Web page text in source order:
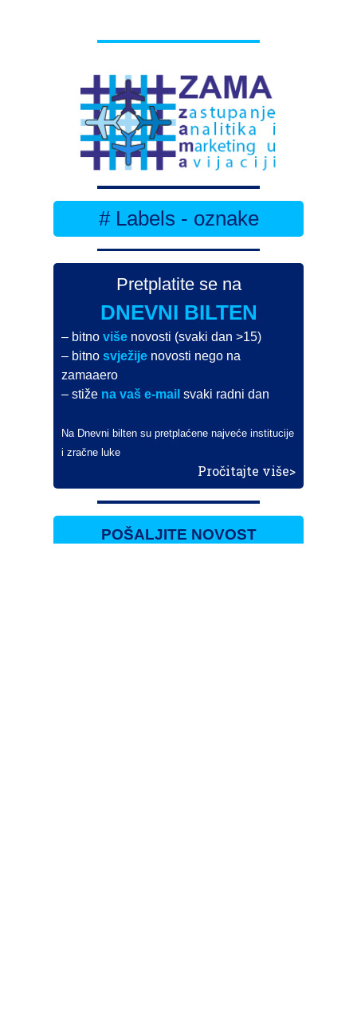
# Labels - oznake
Pretplatite se na
DNEVNI BILTEN
– bitnoviše novosti (svaki dan >15)
– bitnosvježije novosti nego na
zamaaero
– stiže na vaš e-mail svaki radni dan
Na Dnevni bilten su pretplaćene najveće institucije
i zračne luke
Pročitajte više>
POŠALJITE NOVOST